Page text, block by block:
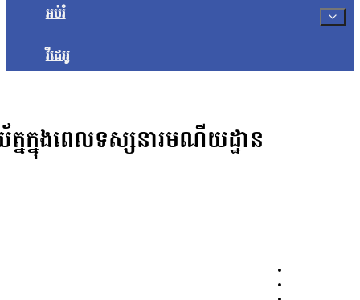
អប់រំ
វីដេអូ
ត្នក្នុងពេលទស្សនារមណីយដ្ឋាន